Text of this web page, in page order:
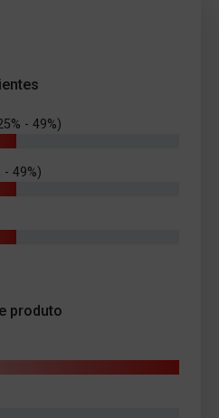
- 49%)
49%)
produto